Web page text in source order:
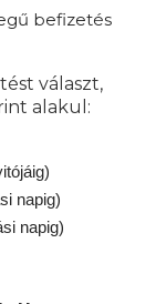
befizetés
választ,
alakul:
napig)
napig)